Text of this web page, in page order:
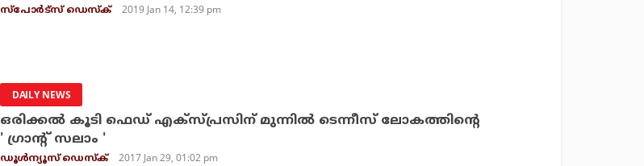
സ്പോര്‍ട്സ് ഡെസ്‌ക് 2019 Jan 14, 12:39 pm
DAILY NEWS
ഒരിക്കല്‍ കൂടി ഫെഡ് എക്‌സ്പ്രസിന് മുന്നില്‍ ടെന്നീസ് ലോകത്തിന്റെ
' ഗ്രാന്റ് സലാം '
ഡൂള്‍ന്യൂസ് ഡെസ്‌ക് 2017 Jan 29, 01:02 pm